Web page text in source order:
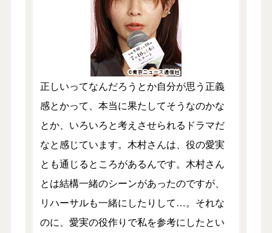
正しいってなんだろうとか自分が思う正義
感とかって、本当に果たしてそうなのかな
とか、いろいろと考えさせられるドラマだ
なと感じています。木村さんは、役の愛実
とも通じるところがあるんです。木村さん
とは結構一緒のシーンがあったのですが、
リハーサルも一緒にしたりして…。それな
のに、愛実の役作りで私を参考にしたとい